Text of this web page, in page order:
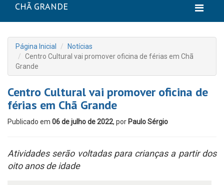
CHÃ GRANDE
Página Inicial
Notícias
Centro Cultural vai promover oficina de férias em Chã
Grande
Centro Cultural vai promover oficina de
férias em Chã Grande
Publicado em 06 de julho de 2022, por Paulo Sérgio
Atividades serão voltadas para crianças a partir dos
oito anos de idade